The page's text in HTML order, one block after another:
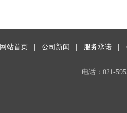
电话：021-
网站首页 | 公司新闻 | 服务承诺 |